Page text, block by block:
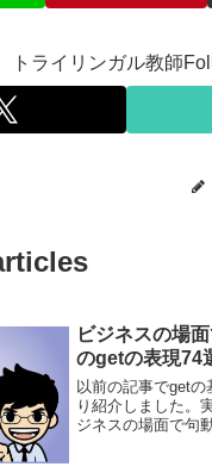
トライリンガル教師
ビジネスの場
のgetの表現74
以前の記事でget
り紹介しました。
ジネスの場面で句